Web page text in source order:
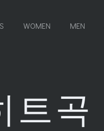
WOMEN MEN
트곡